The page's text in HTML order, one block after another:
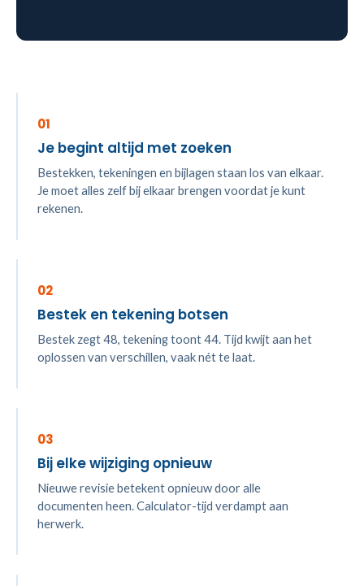
01
Je begint altijd met zoeken
Bestekken, tekeningen en bijlagen staan los van elkaar.
Je moet alles zelf bij elkaar brengen voordat je kunt
rekenen.
02
Bestek en tekening botsen
Bestek zegt 48, tekening toont 44. Tijd kwijt aan het
oplossen van verschillen, vaak nét te laat.
03
Bij elke wijziging opnieuw
Nieuwe revisie betekent opnieuw door alle
documenten heen. Calculator-tijd verdampt aan
herwerk.